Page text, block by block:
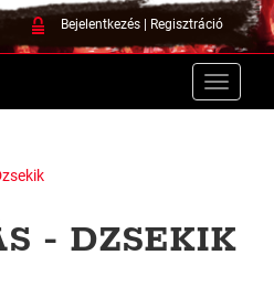
Bejelentkezés| Regisztráció
Toggle
- DZSEKIK